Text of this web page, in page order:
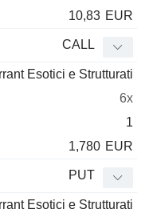
10,83 EUR
CALL
Esotici e Strutturati
6x
1
1,780 EUR
PUT
Esotici e Strutturati